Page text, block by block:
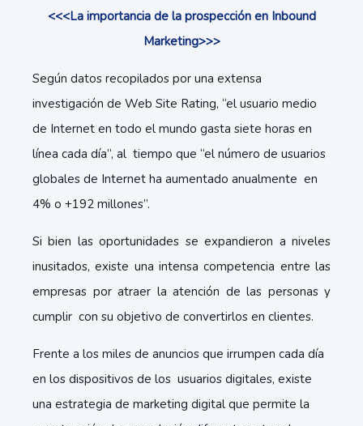
<<<La importancia de la prospección en Inbound
Marketing>>>
Según datos recopilados por una extensa
investigación de Web Site Rating, “el usuario medio
de Internet en todo el mundo gasta siete horas en
línea cada día”, al tiempo que “el número de usuarios
globales de Internet ha aumentado anualmente en
4% o +192 millones”.
Si bien las oportunidades se expandieron a niveles
inusitados, existe una intensa competencia entre las
empresas por atraer la atención de las personas y
cumplir con su objetivo de convertirlos en clientes.
Frente a los miles de anuncios que irrumpen cada día
en los dispositivos de los usuarios digitales, existe
una estrategia de marketing digital que permite la